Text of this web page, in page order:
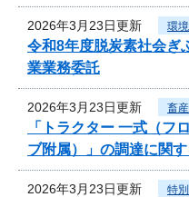
2026年3月23日更新 環
令和8年度脱炭素社会ぎ
業業務委託
2026年3月23日更新 畜
「トラクター 一式（フ
ブ附属）」の調達に関
2026年3月23日更新 特